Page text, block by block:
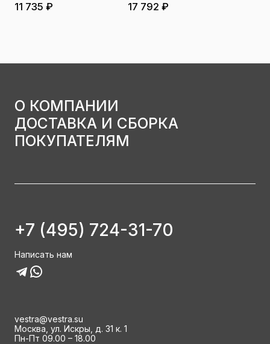
11 735 ₽ 17 792 ₽
О КОМПАНИИ
ДОСТАВКА И СБОРКА
ПОКУПАТЕЛЯМ
+7 (495) 724-31-70
Написать нам
vestra@vestra.su
Москва, ул. Искры, д. 31 к. 1
Пн-Пт 09.00 – 18.00